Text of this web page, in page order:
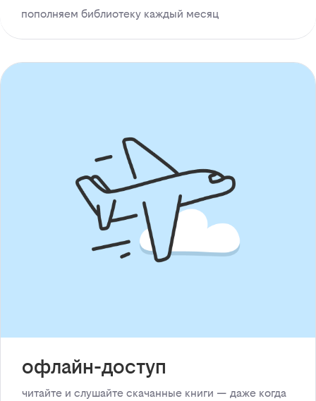
пополняем библиотеку каждый месяц
офлайн-доступ
читайте и слушайте скачанные книги — даже когда